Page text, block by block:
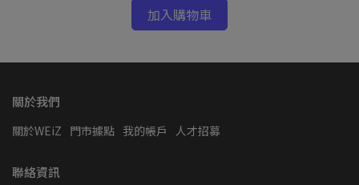
加入購物車
關於我們
關於WEiZ 門市據點 我的帳戶 人才招募
聯絡資訊